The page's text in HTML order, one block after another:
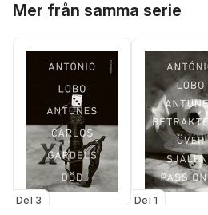
Mer från samma serie
Del 3 Del 1